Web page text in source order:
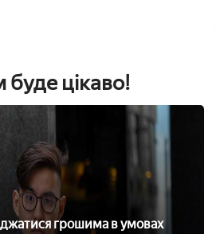
цікаво!
грошима в умовах